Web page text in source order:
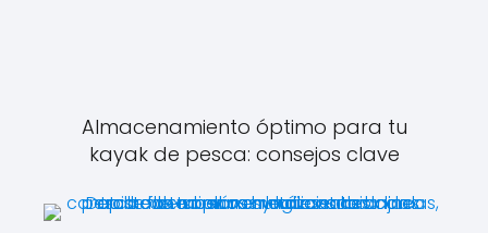
Almacenamiento óptimo para tu
kayak de pesca: consejos clave